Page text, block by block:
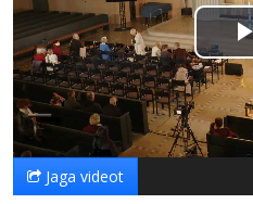
Jaga videot